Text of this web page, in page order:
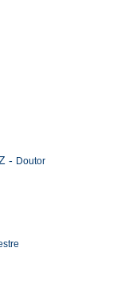
- Doutor